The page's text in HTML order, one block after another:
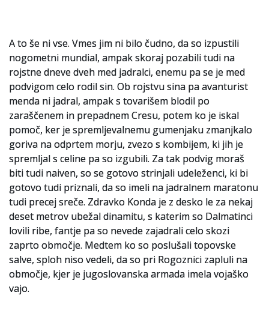
A to še ni vse. Vmes jim ni bilo čudno, da so izpustili
nogometni mundial, ampak skoraj pozabili tudi na
rojstne dneve dveh med jadralci, enemu pa se je med
podvigom celo rodil sin. Ob rojstvu sina pa avanturist
menda ni jadral, ampak s tovarišem blodil po
zaraščenem in prepadnem Cresu, potem ko je iskal
pomoč, ker je spremljevalnemu gumenjaku zmanjkalo
goriva na odprtem morju, zvezo s kombijem, ki jih je
spremljal s celine pa so izgubili. Za tak podvig moraš
biti tudi naiven, so se gotovo strinjali udeleženci, ki bi
gotovo tudi priznali, da so imeli na jadralnem maratonu
tudi precej sreče. Zdravko Konda je z desko le za nekaj
deset metrov ubežal dinamitu, s katerim so Dalmatinci
lovili ribe, fantje pa so nevede zajadrali celo skozi
zaprto območje. Medtem ko so poslušali topovske
salve, sploh niso vedeli, da so pri Rogoznici zapluli na
območje, kjer je jugoslovanska armada imela vojaško
vajo.